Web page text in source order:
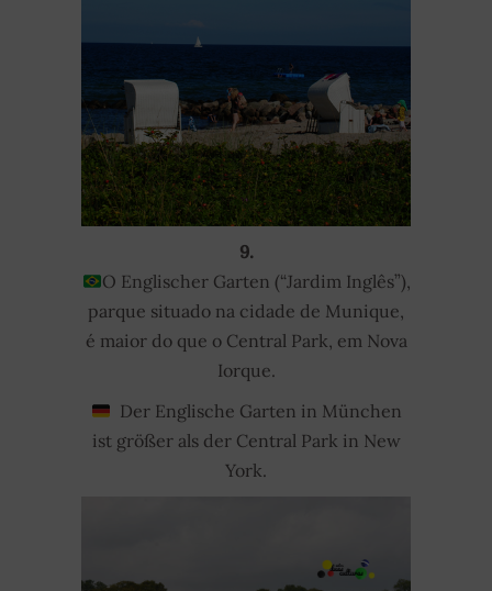
9.
O Englischer Garten (“Jardim Inglês”),
parque situado na cidade de Munique,
é maior do que o Central Park, em Nova
Iorque.
Der Englische Garten in München
ist größer als der Central Park in New
York.